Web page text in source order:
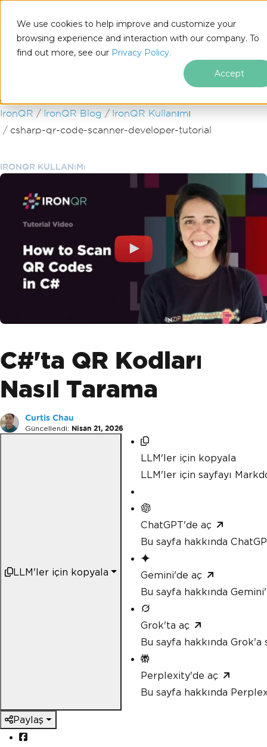
We use cookies to help improve and customize your
browsing experience and interaction with our company. To
find out more, see our Privacy Policy.
Accept
Altbilgi içeriğine atla
IronQR IronQR Blog
IronQR Kullanımı
csharp-qr-code-scanner-developer-tutorial
IRONQR KULLANıMı
C#'ta QR Kodları
Nasıl Tarama
Curtis Chau
Güncellendi: Nisan 21, 2026
LLM'ler için kopyala
LLM'ler için kopyala
LLM'ler için sayfayı
ChatGPT'de aç
Bu sayfa hakkında
Gemini'de aç
Bu sayfa hakkında
Grok'ta aç
Bu sayfa hakkında Grok'a
Perplexity'de aç
Bu sayfa hakkında
Paylaş